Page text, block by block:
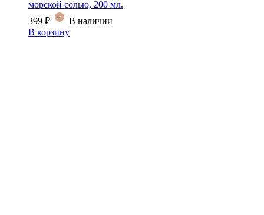
морской солью, 200 мл.
399 ₽
В наличии
В корзину